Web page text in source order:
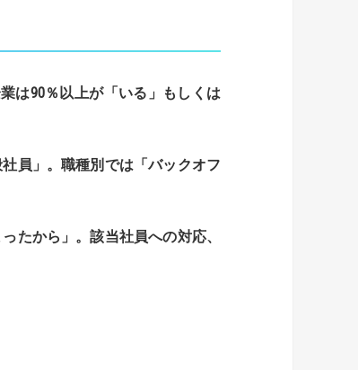
は90％以上が「いる」もしくは
員」。職種別では「バックオフ
たから」。該当社員への対応、